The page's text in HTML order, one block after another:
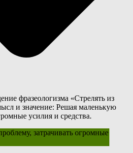
фразеологизма «Стрелять из
и значение: Решая маленькую
усилия и средства.
затрачивать огромные